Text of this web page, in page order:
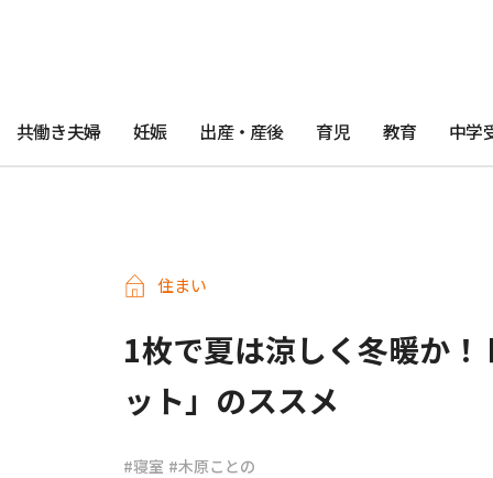
共働き夫婦 妊娠 出産・産後 育児 教育 中学
住まい
1枚で夏は涼しく冬暖か
ット」のススメ
#寝室 #木原ことの